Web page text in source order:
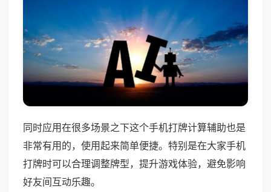
同时应用在很多场景之下这个手机打牌计算辅助也是
非常有用的，使用起来简单便捷。特别是在大家手机
打牌时可以合理调整牌型，提升游戏体验，避免影响
好友间互动乐趣。